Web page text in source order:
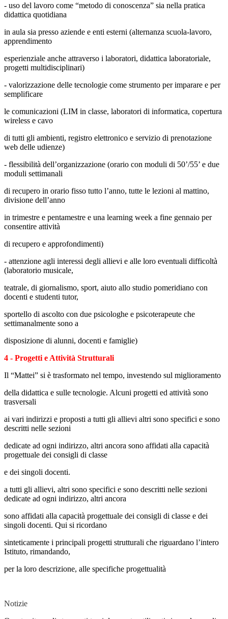
- uso del lavoro come “metodo di conoscenza” sia nella pratica
didattica quotidiana
in aula sia presso aziende e enti esterni (alternanza scuola-lavoro,
apprendimento
esperienziale anche attraverso i laboratori, didattica laboratoriale,
progetti multidisciplinari)
- valorizzazione delle tecnologie come strumento per imparare e per
semplificare
le comunicazioni (LIM in classe, laboratori di informatica, copertura
wireless e cavo
di tutti gli ambienti, registro elettronico e servizio di prenotazione
web delle udienze)
- flessibilità dell’organizzazione (orario con moduli di 50’/55’ e due
moduli settimanali
di recupero in orario fisso tutto l’anno, tutte le lezioni al mattino,
divisione dell’anno
in trimestre e pentamestre e una learning week a fine gennaio per
consentire attività
di recupero e approfondimenti)
- attenzione agli interessi degli allievi e alle loro eventuali difficoltà
(laboratorio musicale,
teatrale, di giornalismo, sport, aiuto allo studio pomeridiano con
docenti e studenti tutor,
sportello di ascolto con due psicologhe e psicoterapeute che
settimanalmente sono a
disposizione di alunni, docenti e famiglie)
4 - Progetti e Attività Strutturali
Il “Mattei” si è trasformato nel tempo, investendo sul miglioramento
della didattica e sulle tecnologie. Alcuni progetti ed attività sono
trasversali
ai vari indirizzi e proposti a tutti gli allievi altri sono specifici e sono
descritti nelle sezioni
dedicate ad ogni indirizzo, altri ancora sono affidati alla capacità
progettuale dei consigli di classe
e dei singoli docenti.
a tutti gli allievi, altri sono specifici e sono descritti nelle sezioni
dedicate ad ogni indirizzo, altri ancora
sono affidati alla capacità progettuale dei consigli di classe e dei
singoli docenti. Qui si ricordano
sinteticamente i principali progetti strutturali che riguardano l’intero
Istituto, rimandando,
per la loro descrizione, alle specifiche progettualità
Notizie